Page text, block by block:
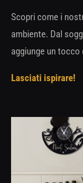
Scopri come i
ambiente. Dal
aggiunge un
Lasciati ispirare!